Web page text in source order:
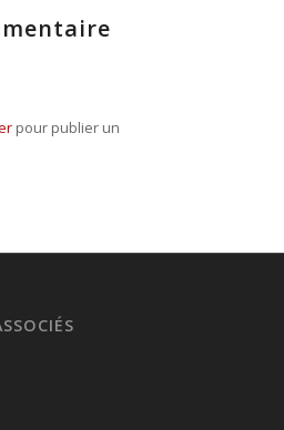
pour publier un